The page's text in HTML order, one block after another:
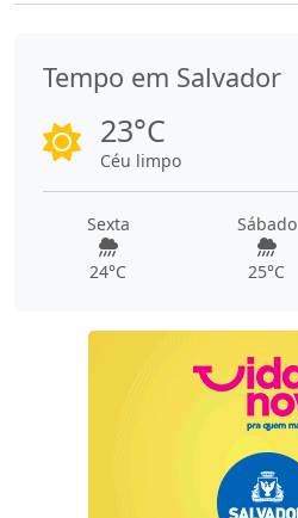
Tempo em Salvador
23°C
Céu limpo
Sexta
24°C
Sábado
25°C